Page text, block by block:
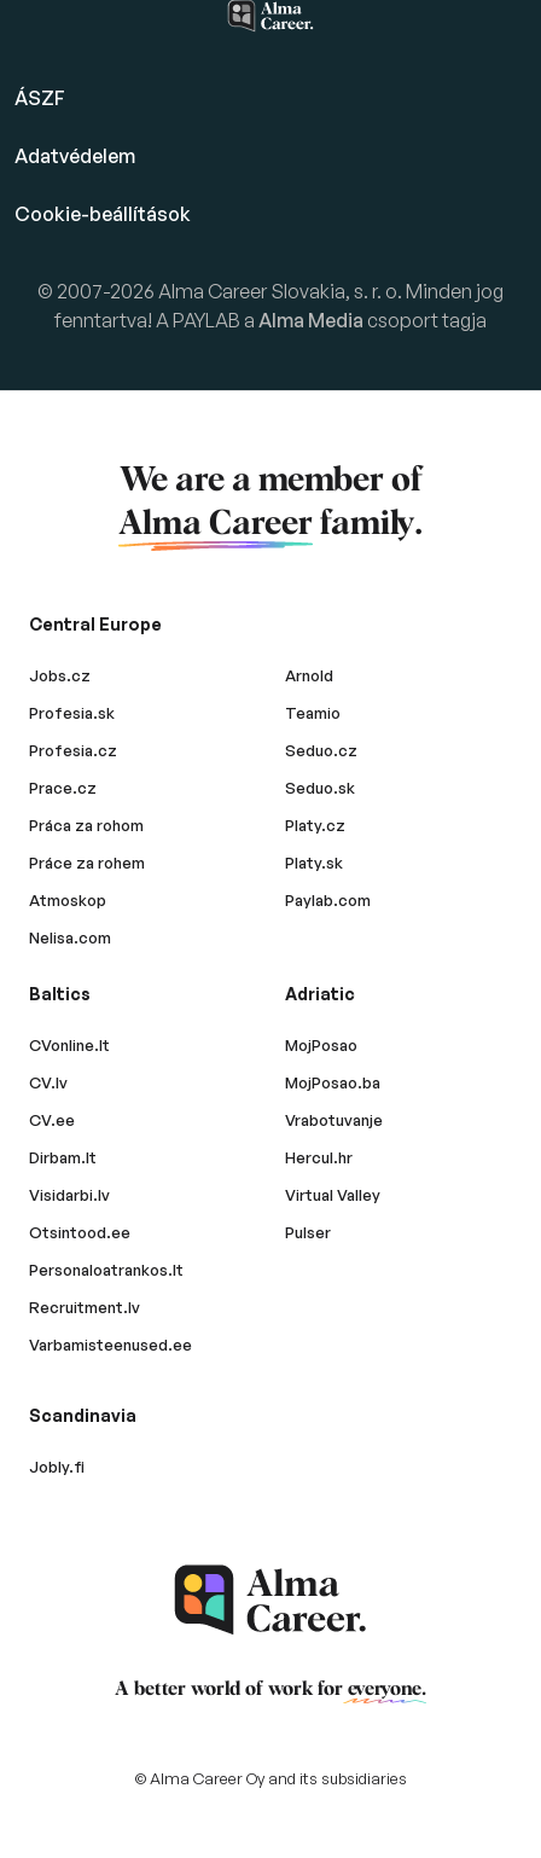
ÁSZF
Adatvédelem
Cookie-beállítások
© 2007-2026 Alma Career Slovakia, s. r. o. Minden jog
fenntartva! A PAYLAB a Alma Media csoport tagja
We are a member of
Alma Career family.
Central Europe
Jobs.cz
Profesia.sk
Profesia.cz
Prace.cz
Práca za rohom
Práce za rohem
Atmoskop
Nelisa.com
Arnold
Teamio
Seduo.cz
Seduo.sk
Platy.cz
Platy.sk
Paylab.com
Baltics
CVonline.lt
CV.lv
CV.ee
Dirbam.lt
Visidarbi.lv
Otsintood.ee
Personaloatrankos.lt
Recruitment.lv
Varbamisteenused.ee
Adriatic
MojPosao
MojPosao.ba
Vrabotuvanje
Hercul.hr
Virtual Valley
Pulser
Scandinavia
Jobly.fi
A better world of work for everyone.
© Alma Career Oy and its subsidiaries